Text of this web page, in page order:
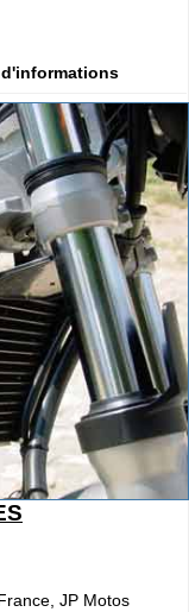
d'informations
JP Motos